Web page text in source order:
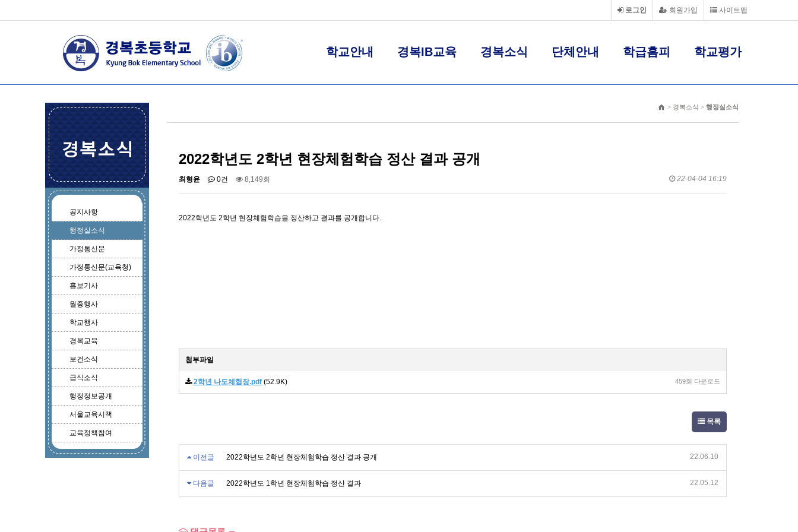
사이트맵
회원가입
로그인
학교안내 경복IB교육 경복소식 단체안내 학급홈피 학교평가
공지사항
행정실소식
가정통신문
가정통신문(교육청)
홍보기사
월중행사
학교행사
경복교육
보건소식
급식소식
행정정보공개
서울교육시책
교육정책참여
> 경복소식 > 행정실소식
2022학년도 2학년 현장체험학습 정산 결과 공개
최형윤 0건 8,149회 22-04-04 16:19
2022학년도 2학년 현장체험학습을 정산하고 결과를 공개합니다.
첨부파일
2학년 나도체험장.pdf(52.9K) 459회 다운로드
목록
이전글 2022학년도 2학년 현장체험학습 정산 결과 공개 22.06.10
다음글 2022학년도 1학년 현장체험학습 정산 결과 22.05.12